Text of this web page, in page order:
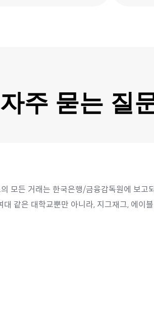
자주 묻는 질
모든 거래는 한국은행/금융감독원에 보
같은 대학교뿐만 아니라, 지그재그, 에이